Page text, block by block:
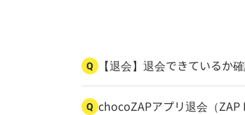
Q 【退会】退会できているか
Q chocoZAPアプリ退会（